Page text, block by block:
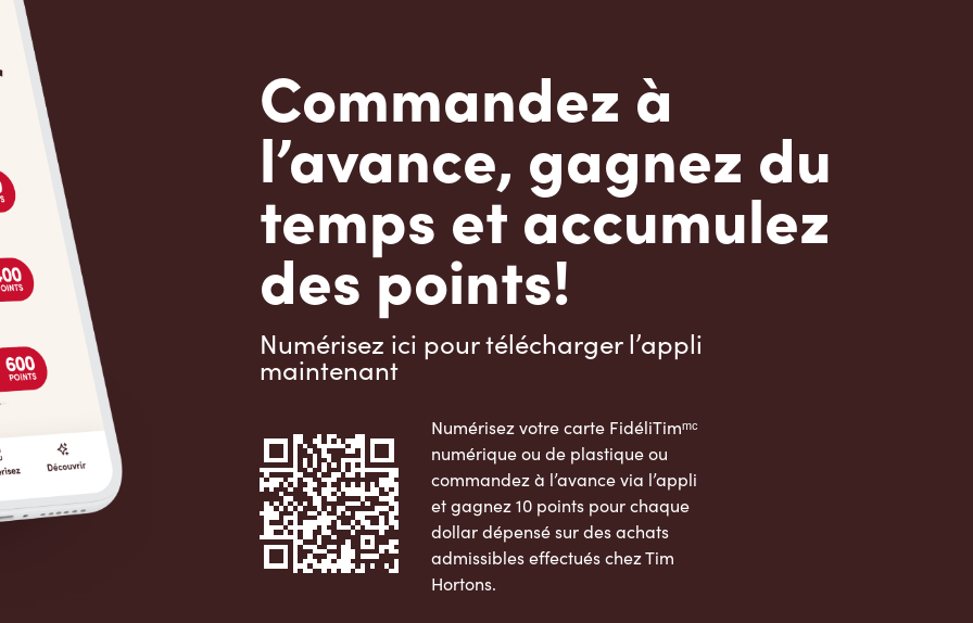
Commandez à
l’avance, gagnez du
temps et accumulez
des points!
Numérisez ici pour télécharger l’appli
maintenant
Numérisez votre carte FidéliTimᵐᶜ
numérique ou de plastique ou
commandez à l’avance via l’appli
et gagnez 10 points pour chaque
dollar dépensé sur des achats
admissibles effectués chez Tim
Hortons.